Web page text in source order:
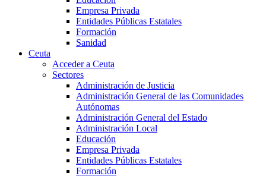
Empresa Privada
Entidades Públicas Estatales
Formación
Sanidad
Ceuta
Acceder a Ceuta
Sectores
Administración de Justicia
Administración General de las Comunidades
Autónomas
Administración General del Estado
Administración Local
Educación
Empresa Privada
Entidades Públicas Estatales
Formación